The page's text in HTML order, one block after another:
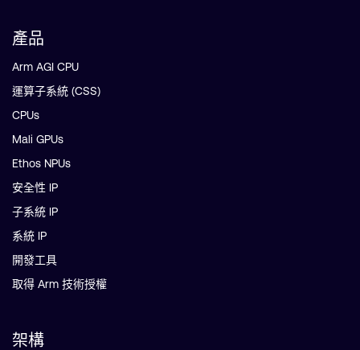
產品
Arm AGI CPU
運算子系統 (CSS)
CPUs
Mali GPUs
Ethos NPUs
安全性 IP
子系統 IP
系統 IP
開發工具
取得 Arm 技術授權
架構